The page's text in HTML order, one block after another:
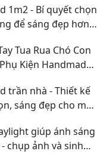
1m2 - Bí quyết chọn
để sáng đẹp hơn
Tua Rua Chó Con
Kiện Handmade
trần nhà - Thiết kế
sáng đẹp cho mọi
giúp ánh sáng
chụp ảnh và sinh